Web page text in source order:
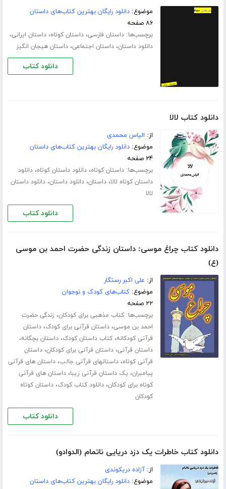
موضوع:دانلود رایگان بهترین کتاب‌های داستان
۸۶ صفحه
برچسب‌ها:داستان فارسی،داستان کوتاه،داستان ایرانی،
دانلود داستان،داستان اجتماعی،داستان هیجان انگیز
دانلود کتاب
دانلود کتاب لالا
از: الیاس محمدی
موضوع:دانلود رایگان بهترین کتاب‌های داستان
۲۴ صفحه
برچسب‌ها:داستان کوتاه،دانلود داستان کوتاه،دانلود
داستان کوتاه لالا،داستان،دانلود داستان،دانلود داستان
لالا
دانلود کتاب
دانلود کتاب چراغ موسی: داستان زندگی حضرت احمد بن موسی
(ع)
از: علی اکبر رستگار
موضوع:کتاب‌های کودک و نوجوان
۲۲ صفحه
برچسب‌ها:کتاب مذهبی برای کودکان، زندگی حضرت
احمد بن موسی،داستان قرآنی برای کودک،داستان
قرآنی کودکانه،کتاب داستان کودک،داستان بچگانه،
داستان قرآنی،داستان قرآنی برای کودکان،داستان
قرآنی کوتاه،داستانهای قرآنی جالب،داستان های قرآنی
پیامبران، یک داستان قرآنی زیبا،داستان های قرآنی
کوتاه برای کودکان،دانلود کتاب کودک،داستان کوتاه
کودکان
دانلود کتاب
دانلود کتاب خاطرات یک دزد دریایی ناتمام (الدوادو)
از:آزاده دریکوندی
موضوع:دانلود رایگان بهترین کتاب‌های داستان